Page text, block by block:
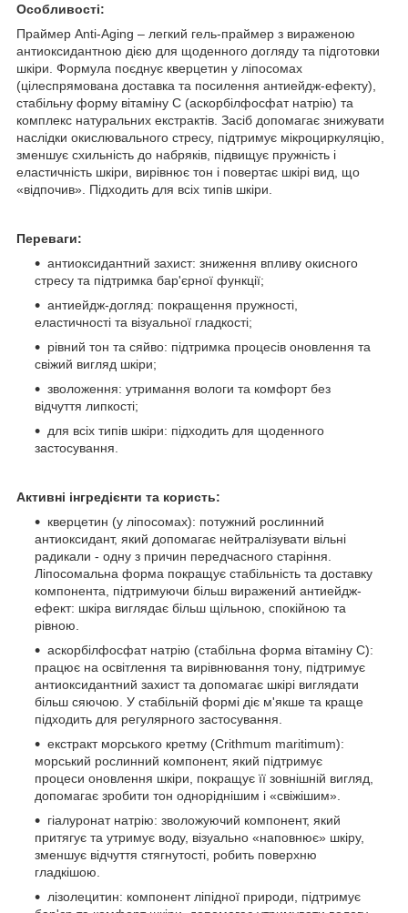
Особливості:
Праймер Anti-Aging – легкий гель-праймер з вираженою
антиоксидантною дією для щоденного догляду та підготовки
шкіри. Формула поєднує кверцетин у ліпосомах
(цілеспрямована доставка та посилення антиейдж-ефекту),
стабільну форму вітаміну C (аскорбілфосфат натрію) та
комплекс натуральних екстрактів. Засіб допомагає знижувати
наслідки окислювального стресу, підтримує мікроциркуляцію,
зменшує схильність до набряків, підвищує пружність і
еластичність шкіри, вирівнює тон і повертає шкірі вид, що
«відпочив». Підходить для всіх типів шкіри.
Переваги:
антиоксидантний захист: зниження впливу окисного
стресу та підтримка бар'єрної функції;
антиейдж-догляд: покращення пружності,
еластичності та візуальної гладкості;
рівний тон та сяйво: підтримка процесів оновлення та
свіжий вигляд шкіри;
зволоження: утримання вологи та комфорт без
відчуття липкості;
для всіх типів шкіри: підходить для щоденного
застосування.
Активні інгредієнти та користь:
кверцетин (у ліпосомах): потужний рослинний
антиоксидант, який допомагає нейтралізувати вільні
радикали - одну з причин передчасного старіння.
Ліпосомальна форма покращує стабільність та доставку
компонента, підтримуючи більш виражений антиейдж-
ефект: шкіра виглядає більш щільною, спокійною та
рівною.
аскорбілфосфат натрію (стабільна форма вітаміну C):
працює на освітлення та вирівнювання тону, підтримує
антиоксидантний захист та допомагає шкірі виглядати
більш сяючою. У стабільній формі діє м'якше та краще
підходить для регулярного застосування.
екстракт морського кретму (Crithmum maritimum):
морський рослинний компонент, який підтримує
процеси оновлення шкіри, покращує її зовнішній вигляд,
допомагає зробити тон одноріднішим і «свіжішим».
гіалуронат натрію: зволожуючий компонент, який
притягує та утримує воду, візуально «наповнює» шкіру,
зменшує відчуття стягнутості, робить поверхню
гладкішою.
лізолецитин: компонент ліпідної природи, підтримує